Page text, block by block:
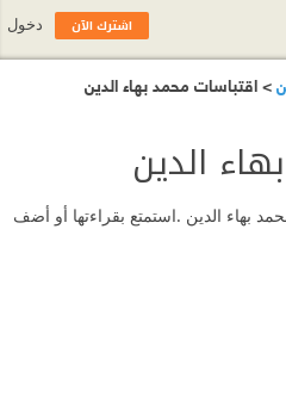
> اقتباسات محمد بهاء الدين
الدين
بهاء الدين .استمتع بقراءتها أو أضف
اشترك الآن دخول